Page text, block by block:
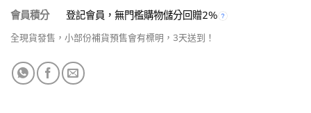
會員積分
登記會員，無門檻購物儲分回贈2%
全現貨發售，小部份補貨預售會有標明，3天送到！